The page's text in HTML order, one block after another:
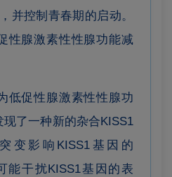
并控制青春期的启动。
性腺激素性性腺功能减
低促性腺激素性性腺功
了一种新的杂合KISS1
变影响KISS1基因的
能干扰KISS1基因的表